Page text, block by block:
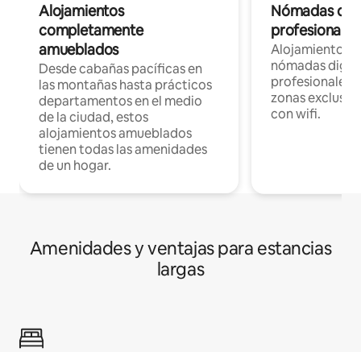
Alojamientos
completamente
amueblados
Desde cabañas pacíficas en
las montañas hasta prácticos
departamentos en el medio
de la ciudad, estos
alojamientos amueblados
tienen todas las amenidades
de un hogar.
Nómadas
Alojamientos
nómadas
profesionales
zonas
con wifi.
Amenidades y ventajas para estancias
largas